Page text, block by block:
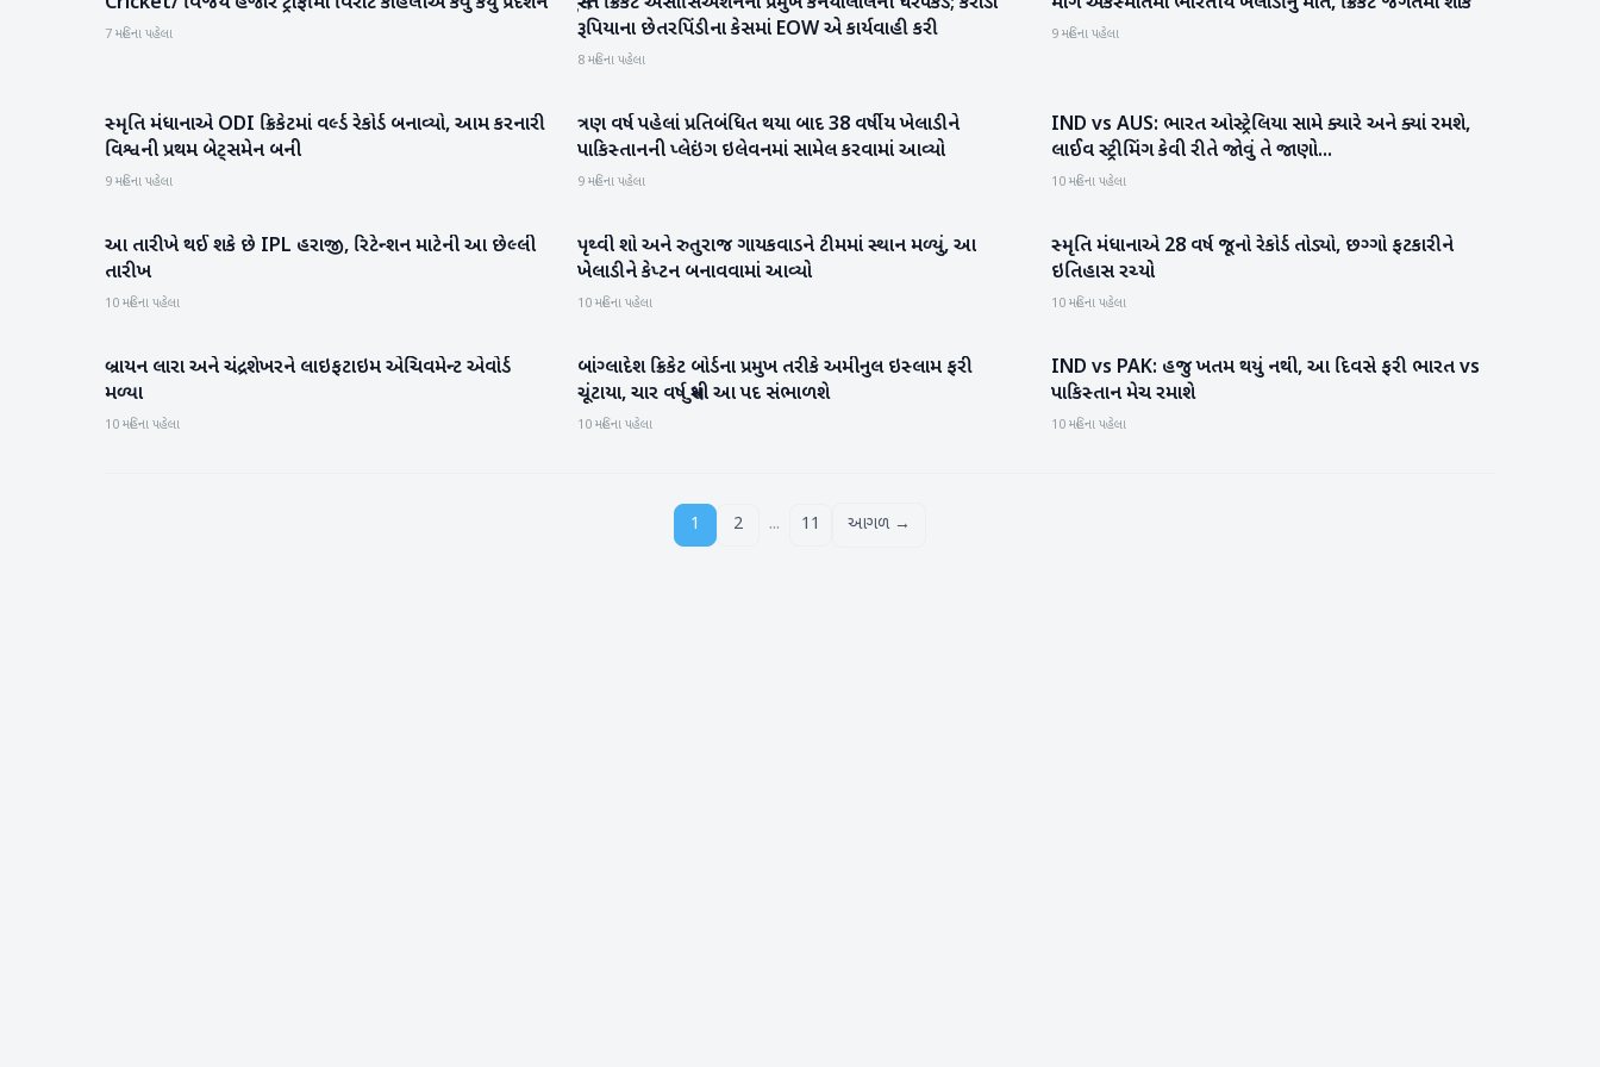
7 મહિના પહેલા
રૂપિયાના છેતરપિંડીના કેસમાં EOW એ કાર્યવાહી કરી
8 મહિના પહેલા
9 મહિના પહેલા
રમતગમત
સ્મૃતિ મંધાનાએ ODI ક્રિકેટમાં વર્લ્ડ રેકોર્ડ બનાવ્યો, આમ કરનારી
વિશ્વની પ્રથમ બેટ્સમેન બની
9 મહિના પહેલા
રમતગમત
ત્રણ વર્ષ પહેલાં પ્રતિબંધિત થયા બાદ 38 વર્ષીય ખેલાડીને
પાકિસ્તાનની પ્લેઇંગ ઇલેવનમાં સામેલ કરવામાં આવ્યો
9 મહિના પહેલા
રમતગમત
IND vs AUS: ભારત ઓસ્ટ્રેલિયા સામે ક્યારે અને ક્યાં રમશે,
લાઈવ સ્ટ્રીમિંગ કેવી રીતે જોવું તે જાણો...
10 મહિના પહેલા
રમતગમત
આ તારીખે થઈ શકે છે IPL હરાજી, રિટેન્શન માટેની આ છેલ્લી
તારીખ
10 મહિના પહેલા
રમતગમત
પૃથ્વી શો અને રુતુરાજ ગાયકવાડને ટીમમાં સ્થાન મળ્યું, આ
ખેલાડીને કેપ્ટન બનાવવામાં આવ્યો
10 મહિના પહેલા
રમતગમત
સ્મૃતિ મંધાનાએ 28 વર્ષ જૂનો રેકોર્ડ તોડ્યો, છગ્ગો ફટકારીને
ઇતિહાસ રચ્યો
10 મહિના પહેલા
રમતગમત
બ્રાયન લારા અને ચંદ્રશેખરને લાઇફટાઇમ એચિવમેન્ટ એવોર્ડ
મળ્યા
10 મહિના પહેલા
રાષ્ટ્રીય
બાંગ્લાદેશ ક્રિકેટ બોર્ડના પ્રમુખ તરીકે અમીનુલ ઇસ્લામ ફરી
ચૂંટાયા, ચાર વર્ષ સુધી આ પદ સંભાળશે
10 મહિના પહેલા
રમતગમત
IND vs PAK: હજુ ખતમ થયું નથી, આ દિવસે ફરી ભારત vs
પાકિસ્તાન મેચ રમાશે
10 મહિના પહેલા
1 2 ... 11 આગળ →